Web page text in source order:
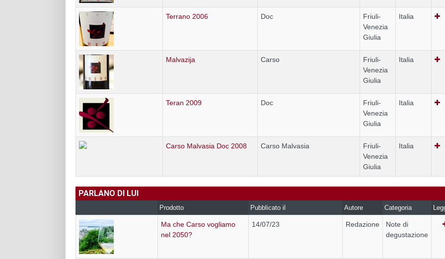
Terrano 2006 Doc
Friuli-
Venezia
Giulia
Italia
Malvazija Carso
Friuli-
Venezia
Giulia
Italia
Teran 2009 Doc
Friuli-
Venezia
Giulia
Italia
Carso Malvasia Doc 2008 Carso Malvasia
Friuli-
Venezia
Giulia
Italia
PARLANO DI LUI
Prodotto Pubblicato il Autore Categoria
Ma che Carso vogliamo
nel 2050?
14/07/23 Redazione
Note di
degustazione